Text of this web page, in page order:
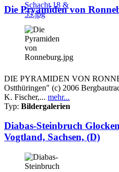
Die Pryamiden von
DIE PYRAMIDEN VON
Ostthüringen" (c) 2006
K. Fischer,... mehr...
Typ: Bildergalerien
Diabas-Steinbruch
Vogtland, Sachsen, (D)